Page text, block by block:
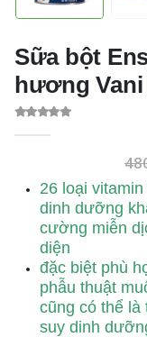
Sữa bột
hương Vani
26 loại
dinh dưỡng
cường miễn
diện
đặc biệt phù
phẫu thuật
cũng có thể
suy dinh